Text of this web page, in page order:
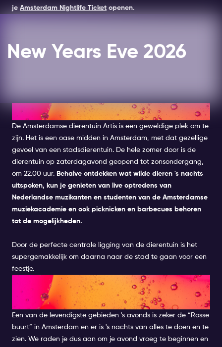
je Amsterdam Nightlife Ticket openen.
New Years Eve 2026
GA NAAR DE DIERENTUIN
De Amsterdamse dierentuin Artis is een geweldige plek om te
zijn. Het is een oase midden in Amsterdam, met dat gezellige
gevoel van een stadsdierentuin. De hele zomer door is de
dierentuin op zaterdagavond geopend tot zonsondergang,
om 22.00 uur. Behalve ontdekken wat wilde dieren 's nachts
uitspoken, kun je genieten van live optredens van
Nederlandse muzikanten en studenten van de Amsterdamse
muziekacademie en ook picknicken en barbecues behoren
tot de mogelijkheden.
Door de perfecte centrale ligging van de dierentuin is het
supergemakkelijk om daarna naar de stad te gaan voor een
feestje.
VERKEN DE ZEEDIJK EN DE
WALLEN
Een van de levendigste gebieden 's avonds is zeker de “Rosse
buurt” in Amsterdam en er is 's nachts van alles te doen en te
zien. We raden je dus aan om je avond vroeg te beginnen en